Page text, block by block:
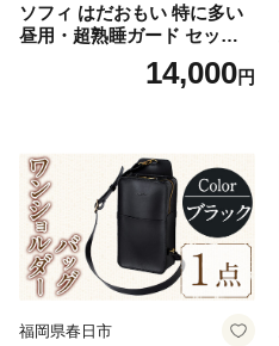
ソフィ はだおもい 特に多い
昼用・超熟睡ガード セット
羽付き ナプキン 生理用品 サ
ニタリー ユニ・チャーム
14,000円
福岡県春日市